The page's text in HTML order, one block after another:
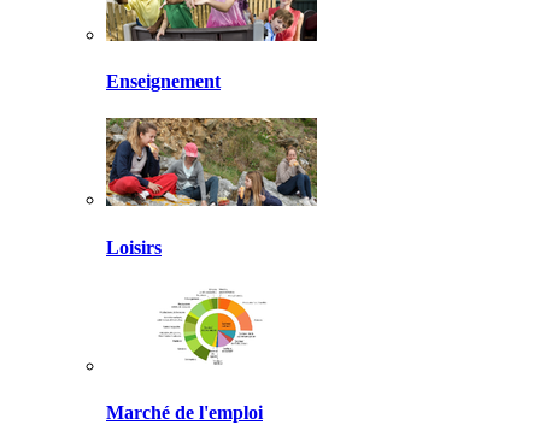
Enseignement
Loisirs
Marché de l'emploi